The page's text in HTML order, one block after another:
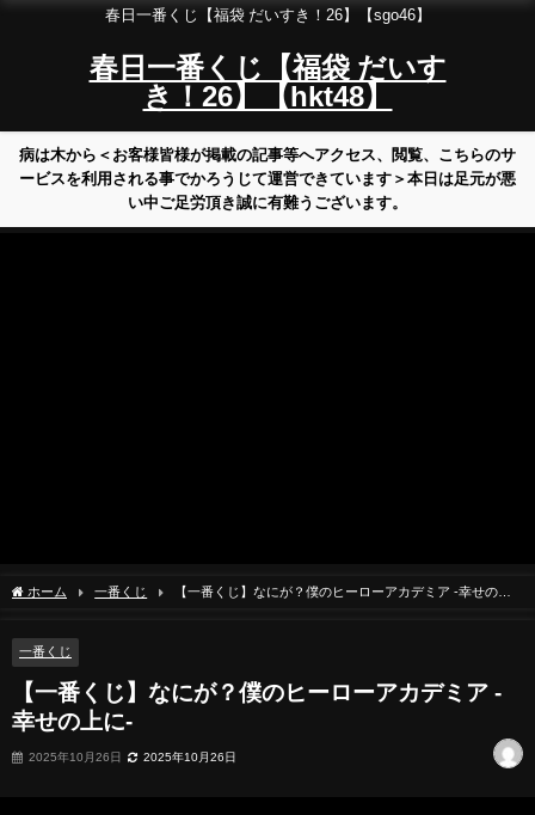
春日一番くじ【福袋 だいすき！26】【sgo46】
春日一番くじ【福袋 だいす
き！26】【hkt48】
病は木から＜お客様皆様が掲載の記事等へアクセス、閲覧、こちらのサ
ービスを利用される事でかろうじて運営できています＞本日は足元が悪
い中ご足労頂き誠に有難うございます。
ホーム 一番くじ
【一番くじ】なにが？僕のヒーローアカデミア -幸せの上
一番くじ
【一番くじ】なにが？僕のヒーローアカデミア -
幸せの上に-
2025年10月26日 2025年10月26日